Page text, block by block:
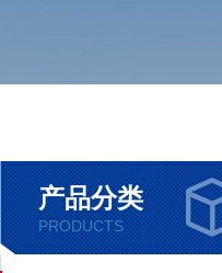
产品分类
PRODUCTS